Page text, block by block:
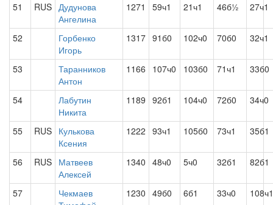
51 RUS Дудунова
Ангелина
1271 59ч1 21ч1 46б½ 27ч1
52
Горбенко
Игорь
1317 91б0 102ч0 70б0 32ч1
53
Таранников
Антон
1166 107ч0 103б0 71ч1 33б0
54
Лабутин
Никита
1189 92б1 104ч0 72б0 34ч0
55 RUS Кулькова
Ксения
1222 93ч1 105б0 73ч1 35б1
56 RUS Матвеев
Алексей
1340 48ч0 5ч0 32б1 82б1
57
Чекмаев
1230 49б0 6б1 33ч0 108ч1